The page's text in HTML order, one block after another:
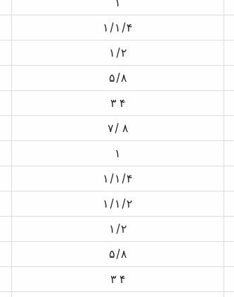
۱/۱/۴
۱/۲
۵/۸
۳ ۴
۷/ ۸
۱
۱/۱/۴
۱/۱/۲
۱/۲
۵/۸
۳ ۴